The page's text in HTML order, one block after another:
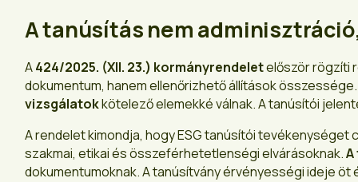
A tanúsítás nem
A424/2025. (XII. 23.) kormányrendeletelőször rögzíti
dokumentum, hanem ellenőrizhető állítások
vizsgálatokkötelező elemekké válnak. A tanúsítói
A rendelet kimondja, hogy ESG tanúsítói
szakmai, etikai és összeférhetetlenségi elvárásoknak.
dokumentumoknak. A tanúsítvány érvényességi ideje